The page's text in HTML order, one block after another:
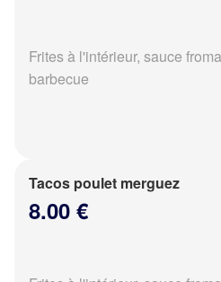
Frites à l'intérieur, sauce
barbecue
Tacos poulet merguez
8.00 €